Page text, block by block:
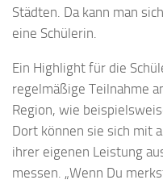
Städten. Da kann man
eine Schülerin.
Ein Highlight für die
regelmäßige Teilnahme
Region, wie
Dort können sie sich mit
ihrer eigenen Leistung
messen. „Wenn Du